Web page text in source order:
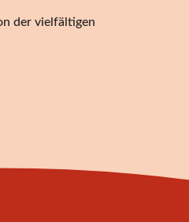
der vielfältigen